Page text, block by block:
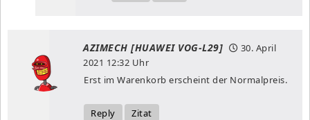
AZIMECH [HUAWEI VOG-L29]
30. April
2021 12:32 Uhr
Erst im Warenkorb erscheint der Normalpreis.
Reply Zitat